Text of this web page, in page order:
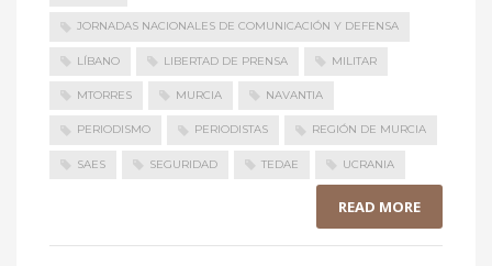
JORNADAS NACIONALES DE COMUNICACIÓN Y DEFENSA
LÍBANO LIBERTAD DE PRENSA MILITAR
MTORRES MURCIA NAVANTIA
PERIODISMO PERIODISTAS REGIÓN DE MURCIA
SAES SEGURIDAD TEDAE UCRANIA
READ MORE